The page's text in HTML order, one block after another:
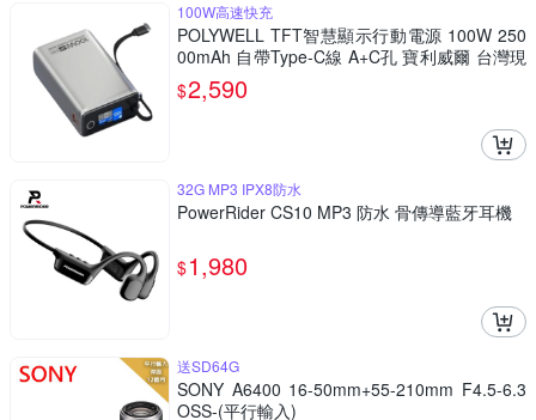
100W高速快充
POLYWELL TFT智慧顯示行動電源 100W 250
00mAh 自帶Type-C線 A+C孔 寶利威爾 台灣現
貨
$2,590
32G MP3 IPX8防水
PowerRider CS10 MP3 防水 骨傳導藍牙耳機
$1,980
送SD64G
SONY A6400 16-50mm+55-210mm F4.5-6.3
OSS-(平行輸入)